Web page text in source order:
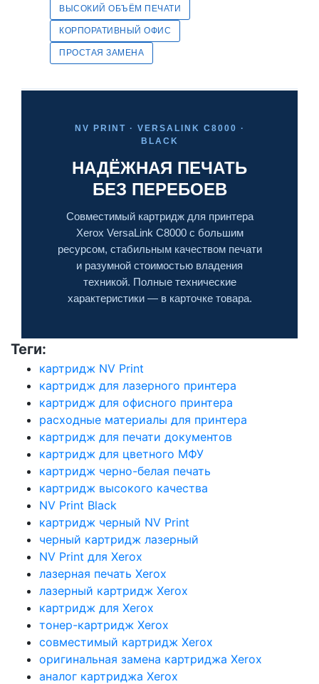
ВЫСОКИЙ ОБЪЁМ ПЕЧАТИ
КОРПОРАТИВНЫЙ ОФИС
ПРОСТАЯ ЗАМЕНА
NV PRINT · VERSALINK C8000 ·
BLACK
НАДЁЖНАЯ ПЕЧАТЬ
БЕЗ ПЕРЕБОЕВ
Совместимый картридж для принтера
Xerox VersaLink C8000 с большим
ресурсом, стабильным качеством печати
и разумной стоимостью владения
техникой. Полные технические
характеристики — в карточке товара.
Теги:
картридж NV Print
картридж для лазерного принтера
картридж для офисного принтера
расходные материалы для принтера
картридж для печати документов
картридж для цветного МФУ
картридж черно-белая печать
картридж высокого качества
NV Print Black
картридж черный NV Print
черный картридж лазерный
NV Print для Xerox
лазерная печать Xerox
лазерный картридж Xerox
картридж для Xerox
тонер-картридж Xerox
совместимый картридж Xerox
оригинальная замена картриджа Xerox
аналог картриджа Xerox